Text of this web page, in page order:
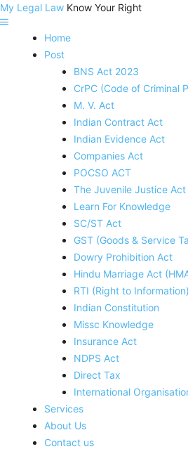
My Legal Law Know Your Right
Home
Post
BNS Act 2023
CrPC (Code of Criminal
M. V. Act
Indian Contract Act
Indian Evidence Act
Companies Act
POCSO ACT
The Juvenile Justice Act
Learn For Knowledge
SC/ST Act
GST (Goods & Service
Dowry Prohibition Act
Hindu Marriage Act
RTI (Right to Information)
Indian Constitution
Missc Knowledge
Insurance Act
NDPS Act
Direct Tax
International
Services
About Us
Contact us